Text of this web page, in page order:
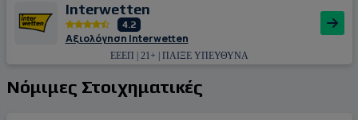
Interwetten
4.2
Αξιολόγηση Interwetten
ΕΕΕΠ | 21+ | ΠΑΙΞΕ ΥΠΕΥΘΥΝΑ
Νόμιμες Στοιχηματικές